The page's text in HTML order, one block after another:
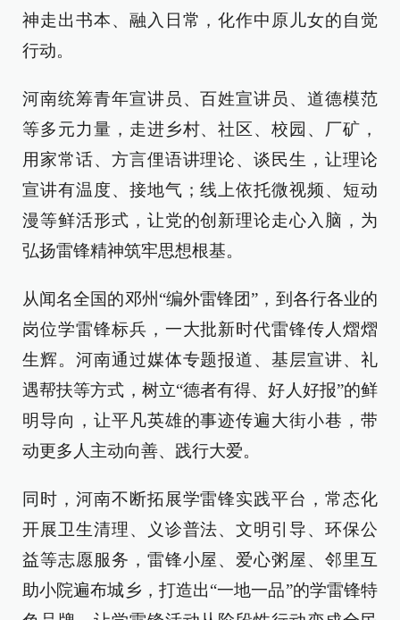
神走出书本、融入日常，化作中原儿女的自觉
行动。
河南统筹青年宣讲员、百姓宣讲员、道德模范
等多元力量，走进乡村、社区、校园、厂矿，
用家常话、方言俚语讲理论、谈民生，让理论
宣讲有温度、接地气；线上依托微视频、短动
漫等鲜活形式，让党的创新理论走心入脑，为
弘扬雷锋精神筑牢思想根基。
从闻名全国的邓州“编外雷锋团”，到各行各业的
岗位学雷锋标兵，一大批新时代雷锋传人熠熠
生辉。河南通过媒体专题报道、基层宣讲、礼
遇帮扶等方式，树立“德者有得、好人好报”的鲜
明导向，让平凡英雄的事迹传遍大街小巷，带
动更多人主动向善、践行大爱。
同时，河南不断拓展学雷锋实践平台，常态化
开展卫生清理、义诊普法、文明引导、环保公
益等志愿服务，雷锋小屋、爱心粥屋、邻里互
助小院遍布城乡，打造出“一地一品”的学雷锋特